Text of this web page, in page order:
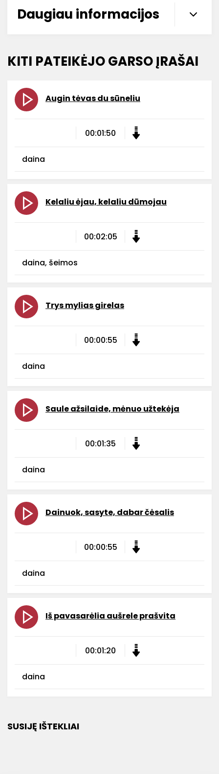
Daugiau informacijos
KITI PATEIKĖJO GARSO ĮRAŠAI
Augin tėvas du sūneliu
00:01:50
daina
Kelaliu ėjau, kelaliu dūmojau
00:02:05
daina, šeimos
Trys mylias girelas
00:00:55
daina
Saule ažsilaide, mėnuo užtekėja
00:01:35
daina
Dainuok, sasyte, dabar čėsalis
00:00:55
daina
Iš pavasarėlia aušrele prašvita
00:01:20
daina
SUSIJĘ IŠTEKLIAI